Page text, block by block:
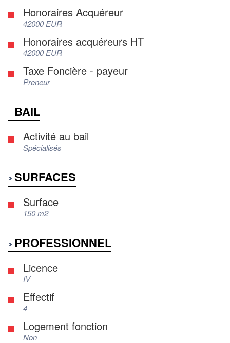
Honoraires Acquéreur
42000 EUR
Honoraires acquéreurs HT
42000 EUR
Taxe Foncière - payeur
Preneur
BAIL
Activité au bail
Spécialisés
SURFACES
Surface
150 m2
PROFESSIONNEL
Licence
IV
Effectif
4
Logement fonction
Non